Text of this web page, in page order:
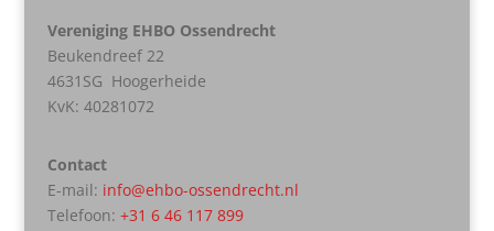
Vereniging EHBO Ossendrecht
Beukendreef 22
4631SG Hoogerheide
KvK: 40281072
Contact
E-mail: info@ehbo-ossendrecht.nl
Telefoon: +31 6 46 117 899